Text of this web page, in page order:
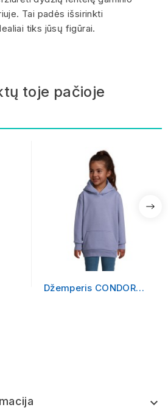
Tai padės išsirinkti
tiks jūsų figūrai.
toje pačioje
Džemperis CONDOR
